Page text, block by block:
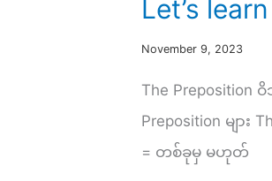
Let’s
November 9, 2023
The
Preposition များ
= တစ်ခုမှ မဟုတ်